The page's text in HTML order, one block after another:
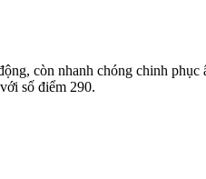
còn nhanh chóng chinh
số điểm 290.